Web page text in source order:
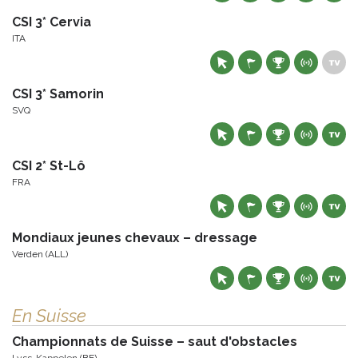
CSI 3* Cervia
ITA
CSI 3* Samorin
SVQ
CSI 2* St-Lô
FRA
Mondiaux jeunes chevaux – dressage
Verden (ALL)
En Suisse
Championnats de Suisse – saut d'obstacles